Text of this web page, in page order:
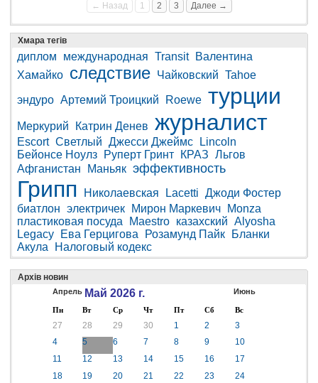
← Назад 1 2 3 Далее →
Хмара тегів
диплом международная Transit
Валентина
Хамайко следствие Чайковский Tahoe
эндуро Артемий Троицкий Roewe турции
Меркурий Катрин Денев журналист
Escort Светлый Джесси Джеймс
Lincoln
Бейонсе Ноулз
Руперт Гринт КРАЗ Льгов
Афганистан
Маньяк эффективность
Грипп Николаевская Lacetti Джоди Фостер
биатлон электричек Мирон Маркевич
Monza
пластиковая посуда
Maestro казахский Alyosha
Legacy
Ева Герцигова Розамунд Пайк
Бланки
Акула
Налоговый кодекс
Архів новин
Апрель Май 2026 г. Июнь
Пн Вт Ср Чт Пт Сб Вс
27 28 29 30 1 2
3
4
5 6 7 8 9
10
11
12 13 14 15 16
17
18
19 20 21 22 23
24